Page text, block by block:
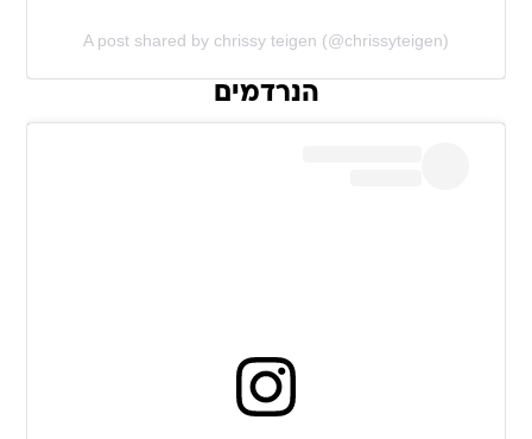
A post shared by chrissy teigen (@chrissyteigen)
הנרדמים